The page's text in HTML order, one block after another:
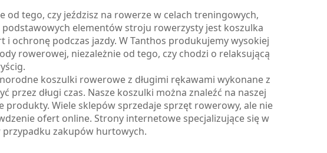
tego, czy jeździsz na rowerze w celach treningowych,
elementów stroju rowerzysty jest koszulka
ochronę podczas jazdy. W Tanthos produkujemy wysokiej
rowerowej, niezależnie od tego, czy chodzi o relaksującą
koszulki rowerowe z długimi rękawami wykonane z
przez długi czas. Nasze koszulki można znaleźć na naszej
Wiele sklepów sprzedaje sprzęt rowerowy, ale nie
ofert online. Strony internetowe specjalizujące się w
zakupów hurtowych.